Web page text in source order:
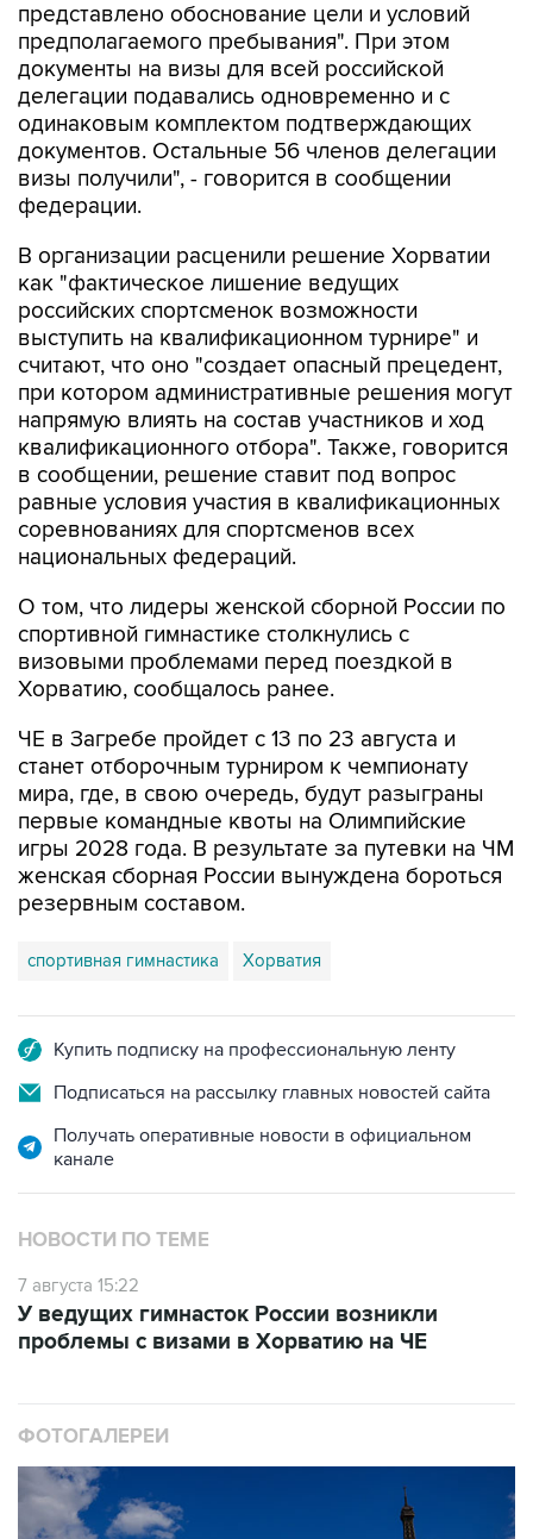
представлено обоснование цели и условий
предполагаемого пребывания". При этом
документы на визы для всей российской
делегации подавались одновременно и с
одинаковым комплектом подтверждающих
документов. Остальные 56 членов делегации
визы получили", - говорится в сообщении
федерации.
В организации расценили решение Хорватии
как "фактическое лишение ведущих
российских спортсменок возможности
выступить на квалификационном турнире" и
считают, что оно "создает опасный прецедент,
при котором административные решения могут
напрямую влиять на состав участников и ход
квалификационного отбора". Также, говорится
в сообщении, решение ставит под вопрос
равные условия участия в квалификационных
соревнованиях для спортсменов всех
национальных федераций.
О том, что лидеры женской сборной России по
спортивной гимнастике столкнулись с
визовыми проблемами перед поездкой в
Хорватию, сообщалось ранее.
ЧЕ в Загребе пройдет с 13 по 23 августа и
станет отборочным турниром к чемпионату
мира, где, в свою очередь, будут разыграны
первые командные квоты на Олимпийские
игры 2028 года. В результате за путевки на ЧМ
женская сборная России вынуждена бороться
резервным составом.
спортивная гимнастика Хорватия
Купить подписку на профессиональную ленту
Подписаться на рассылку главных новостей сайта
Получать оперативные новости в официальном
канале
НОВОСТИ ПО ТЕМЕ
7 августа 15:22
У ведущих гимнасток России возникли
проблемы с визами в Хорватию на ЧЕ
ФОТОГАЛЕРЕИ